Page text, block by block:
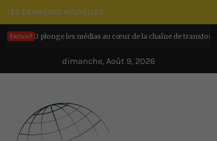
Passer
au
contenu
LES DERNIÈRES NOUVELLES
Exclusif
plonge les médias au cœur de la chaîne de transformation
dimanche, Août 9, 2026